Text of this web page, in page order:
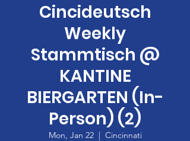
Cincideutsch
Weekly
Stammtisch @
KANTINE
BIERGARTEN (In-
Person) (2)
Mon, Jan 22
  |
Cincinnati